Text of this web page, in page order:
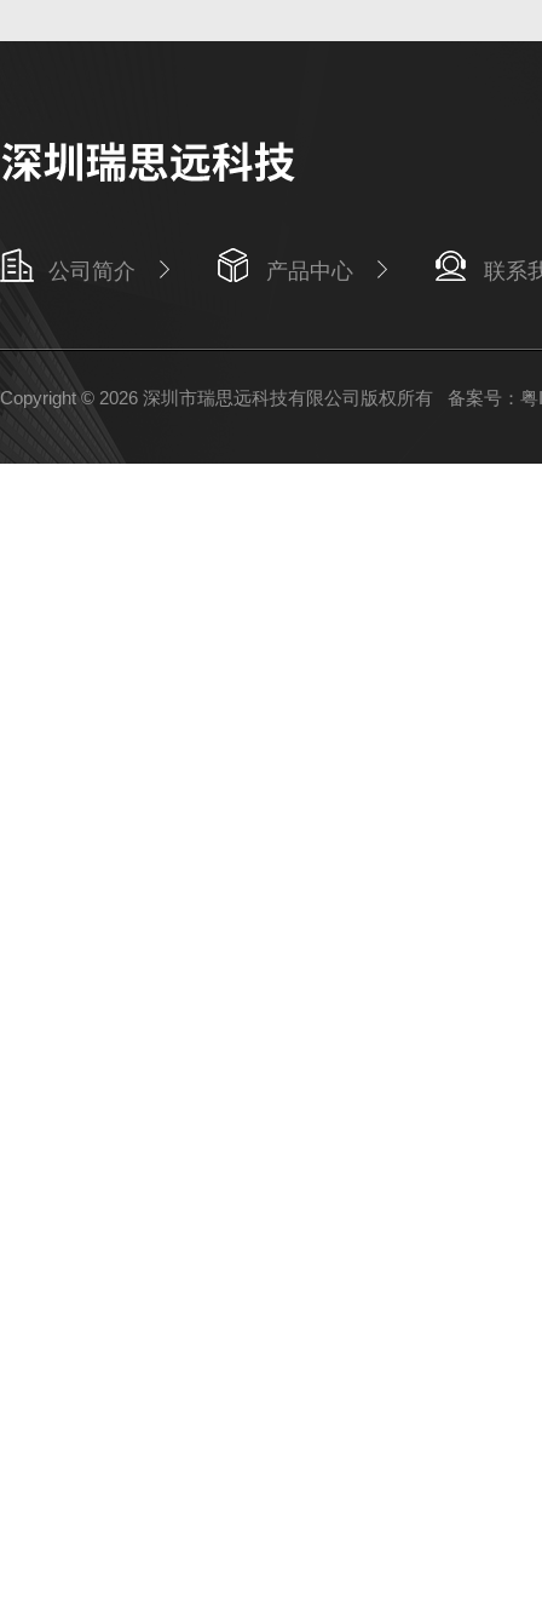
公司简介 产品中心 联系
Copyright © 2026 深圳市瑞思远科技有限公司版权所有 备案号：